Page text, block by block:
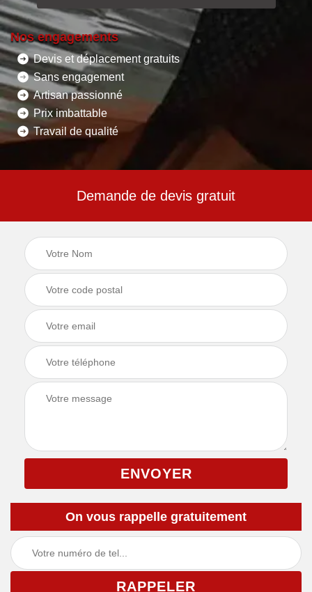
Nos engagements
Devis et déplacement gratuits
Sans engagement
Artisan passionné
Prix imbattable
Travail de qualité
Demande de devis gratuit
On vous rappelle gratuitement